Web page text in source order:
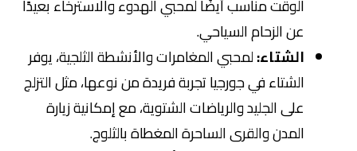
الوقت مناسب أيضًا لمحبي الهدوء والاسترخاء بعيدًا
عن الزحام السياحي.
الشتاء:لمحبي المغامرات والأنشطة الثلجية، يوفر
الشتاء في جورجيا تجربة فريدة من نوعها، مثل التزلج
على الجليد والرياضات الشتوية، مع إمكانية زيارة
المدن والقرى الساحرة المغطاة بالثلوج.